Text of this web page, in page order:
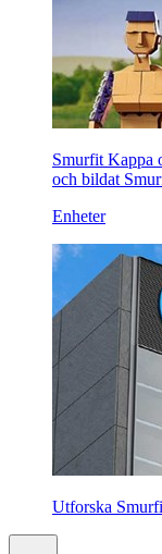
Smurfit Kappa
och bildat
Enheter
Utforska